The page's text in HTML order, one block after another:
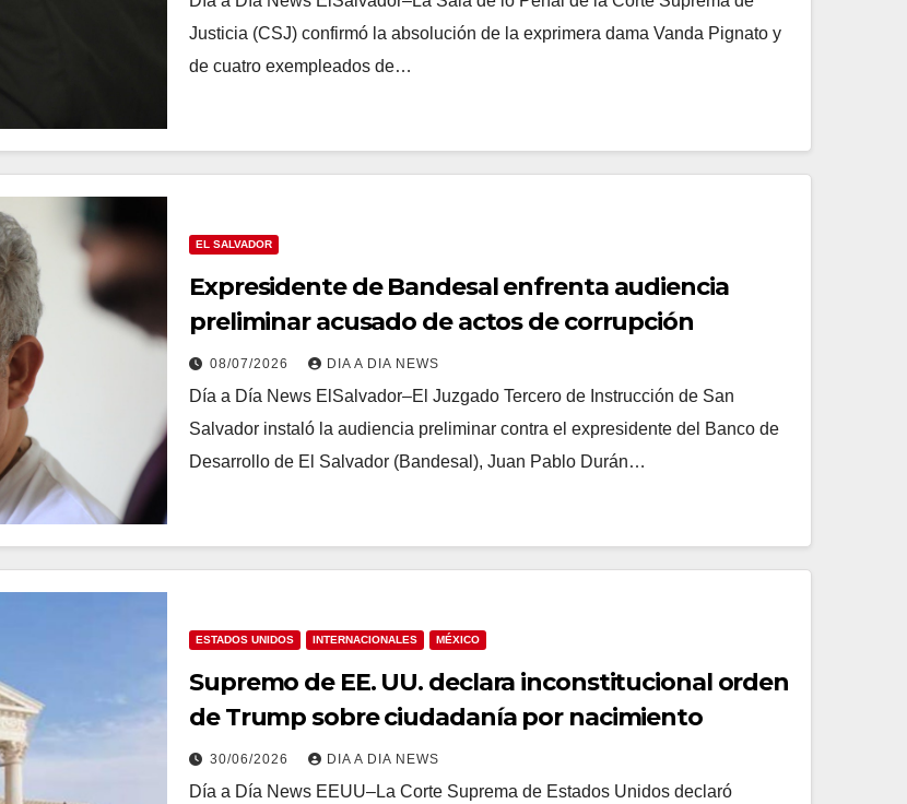
Justicia (CSJ) confirmó la absolución de la exprimera dama Vanda Pignato y
de cuatro exempleados de…
EL SALVADOR
Expresidente de Bandesal enfrenta audiencia
preliminar acusado de actos de corrupción
08/07/2026 DIA A DIA NEWS
Día a Día News ElSalvador–El Juzgado Tercero de Instrucción de San
Salvador instaló la audiencia preliminar contra el expresidente del Banco de
Desarrollo de El Salvador (Bandesal), Juan Pablo Durán…
ESTADOS UNIDOS INTERNACIONALES MÉXICO
Supremo de EE. UU. declara inconstitucional orden
de Trump sobre ciudadanía por nacimiento
30/06/2026 DIA A DIA NEWS
Día a Día News EEUU–La Corte Suprema de Estados Unidos declaró